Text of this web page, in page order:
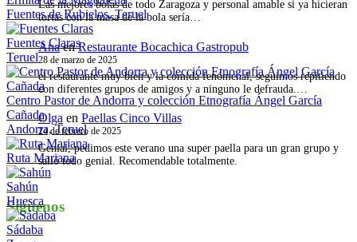
Fuentes de Rubielos, Teruel
Fuentes Claras
Teruel
Centro Pastor de Andorra y colección Etnografía Ángel García
Cañada
Andorra, Teruel
Ruta Mariana
Sahún
Huesca
Sádaba
Las mejores bolas de todo Zaragoza y personal amable si ya hicieran
tortas con la masa de la bola sería…
AnaenRestaurante Bocachica Gastropub
28 de marzo de 2025
el restaurante muy bien y la comida fenómenal, seguimos repitiendo
con diferentes grupos de amigos y a ninguno le defrauda.…
Olga en Paellas Cinco Villas
24 de febrero de 2025
Genial, pedimos este verano una super paella para un gran grupo y
salió todo genial. Recomendable totalmente.
Síguenos